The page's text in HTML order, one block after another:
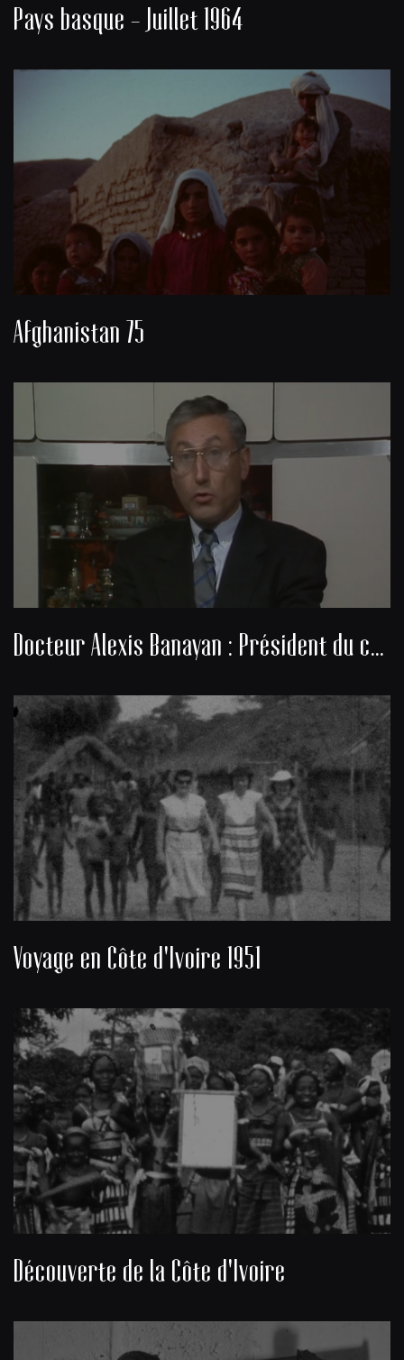
Pays basque - Juillet 1964
Afghanistan 75
Docteur Alexis Banayan : Président du consistoire de la communauté juive de Bordeaux
Voyage en Côte d'Ivoire 1951
Découverte de la Côte d'Ivoire